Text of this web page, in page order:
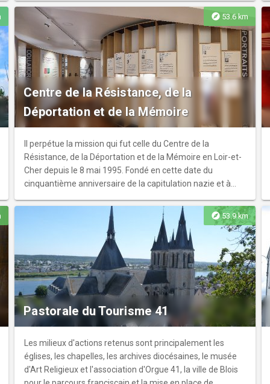
temporaires ainsi qu’un programme riche et varié
d’événements consacrés à la création d’aujourd’hui.
explore 53.6 km
Centre de la Résistance, de la
Déportation et de la Mémoire
Il perpétue la mission qui fut celle du Centre de la
Résistance, de la Déportation et de la Mémoire en Loir-et-
Cher depuis le 8 mai 1995. Fondé en cette date du
cinquantième anniversaire de la capitulation nazie et à
celui-ci avait pour vocation de conserver la mémoire des
années sombres qui ont vu la défaite de la France et son
explore53.9 km
Pastorale du Tourisme 41
Les milieux d'actions retenus sont principalement les
églises, les chapelles, les archives diocésaines, le musée
d'Art Religieux et l'association d'Orgue 41, la ville de Blois